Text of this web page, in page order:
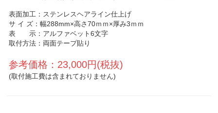
表面加工：ステンレスヘアライン仕上げ
サ イ ズ：幅288mm×高さ70ｍｍ×厚み3ｍｍ
表 示：アルファベット6文字
取付方法：両面テープ貼り
参考価格：23,000円(税抜)
(取付施工費は含まれておりません)